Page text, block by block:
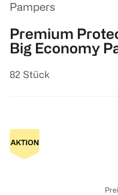
Pampers
Premium
Big Economy
82 Stück